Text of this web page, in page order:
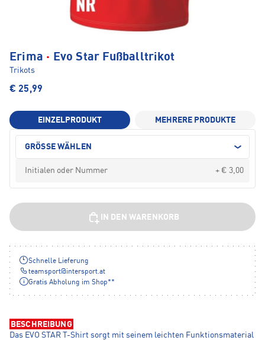
Erima · Evo Star Fußballtrikot
Trikots
€ 25,99
EINZELPRODUKT MEHRERE PRODUKTE
GRÖSSE WÄHLEN
+ € 3,00
IN DEN WARENKORB
Schnelle Lieferung
teamsport@intersport.at
Gratis Abholung im Shop**
BESCHREIBUNG
Das EVO STAR T-Shirt sorgt mit seinem leichten Funktionsmaterial